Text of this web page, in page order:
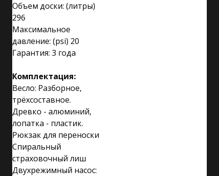
Объем доски: (литры)
296
Максимальное
давление: (psi) 20
Гарантия: 3 года
Комплектация:
Весло: Разборное,
трёхсоставное.
Древко - алюминий,
лопатка - пластик.
Рюкзак для переноски
Спиральный
страховочный лиш
Двухрежимный насос: